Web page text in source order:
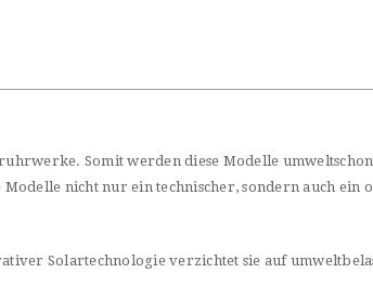
Somit werden diese Modelle
nicht nur ein technischer, sondern auch ein
Solartechnologie verzichtet sie auf